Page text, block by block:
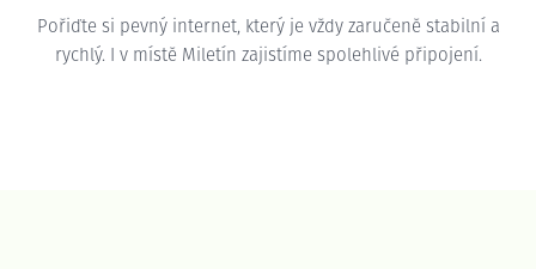
Pořiďte si pevný internet, který je vždy zaručeně stabilní a
rychlý. I v místě Miletín zajistíme spolehlivé připojení.